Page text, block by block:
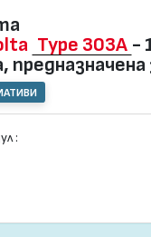
Type 303A -
предназначена
: